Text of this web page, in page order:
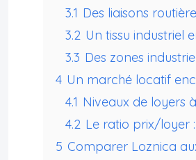
3.1 Des liaisons
3.2 Un tissu industriel
3.3 Des zones
4 Un marché locatif
4.1 Niveaux de loyers
4.2 Le ratio prix/loyer
5 Comparer Loznica